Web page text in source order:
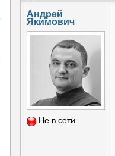
Андрей
Якимович
Не в сети